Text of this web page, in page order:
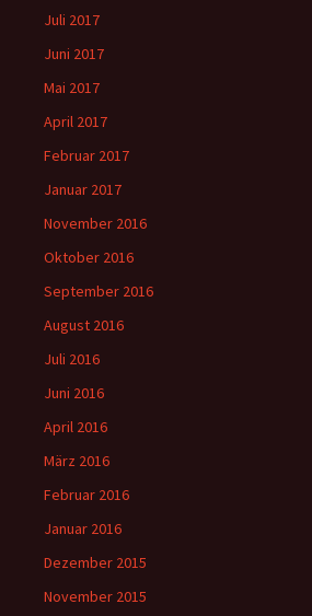
Juli 2017
Juni 2017
Mai 2017
April 2017
Februar 2017
Januar 2017
November 2016
Oktober 2016
September 2016
August 2016
Juli 2016
Juni 2016
April 2016
März 2016
Februar 2016
Januar 2016
Dezember 2015
November 2015